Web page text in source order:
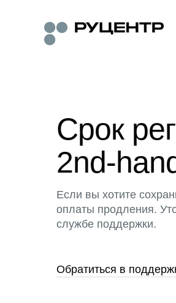
Срок
2nd-
Если вы хотите
оплаты продления.
службе поддержки.
Обратиться в